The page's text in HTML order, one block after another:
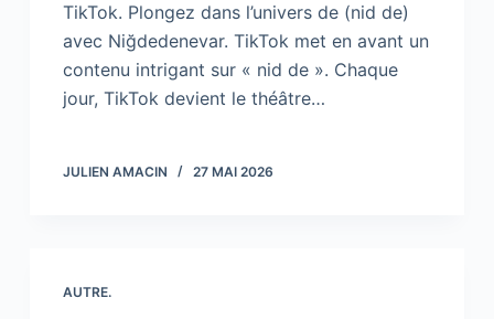
TikTok. Plongez dans l’univers de (nid de)
avec Niğdedenevar. TikTok met en avant un
contenu intrigant sur « nid de ». Chaque
jour, TikTok devient le théâtre…
JULIEN AMACIN 27 MAI 2026
AUTRE.